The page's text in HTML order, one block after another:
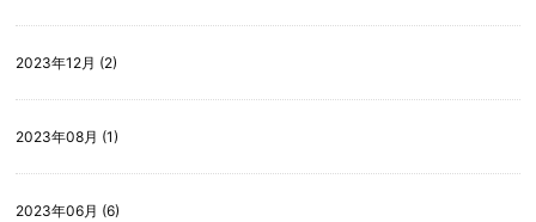
2023年12月 (2)
2023年08月 (1)
2023年06月 (6)